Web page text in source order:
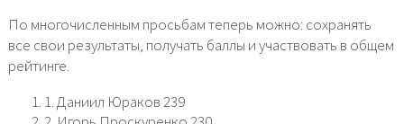
По многочисленным просьбам теперь можно: сохранять
все свои результаты, получать баллы и участвовать в общем
рейтинге.
1. Даниил Юраков 239